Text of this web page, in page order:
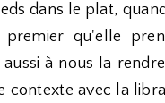
dans le plat,
qu'elle
à nous la
contexte avec la